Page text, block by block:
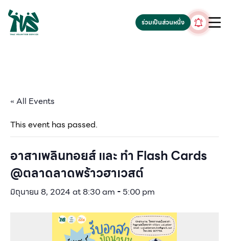
gv-5iuoxpem74qfjw.dv.googlehosted.com
ร่วมเป็นส่วนหนึ่ง
« All Events
This event has passed.
อาสาเพลินทอยส์ และ ทำ Flash Cards
@ตลาดลาดพร้าวฮาเวสต์
มิถุนายน 8, 2024 at 8:30 am - 5:00 pm